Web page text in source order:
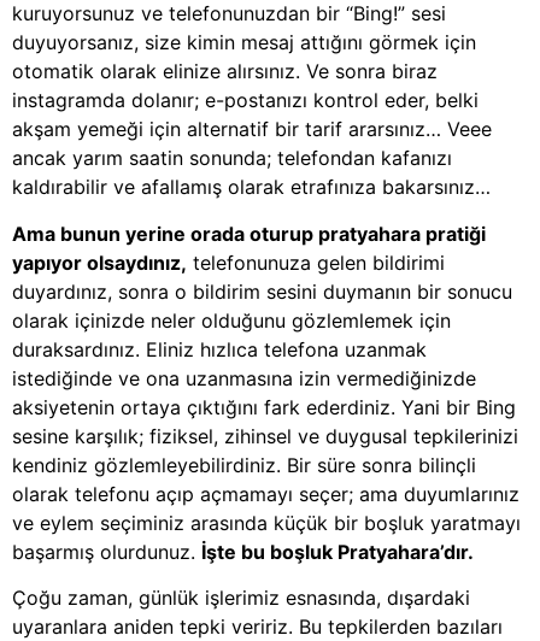
kuruyorsunuz ve telefonunuzdan bir “Bing!” sesi
duyuyorsanız, size kimin mesaj attığını görmek için
otomatik olarak elinize alırsınız. Ve sonra biraz
instagramda dolanır; e-postanızı kontrol eder, belki
akşam yemeği için alternatif bir tarif ararsınız… Veee
ancak yarım saatin sonunda; telefondan kafanızı
kaldırabilir ve afallamış olarak etrafınıza bakarsınız…
Ama bunun yerine orada oturup pratyahara pratiği
yapıyor olsaydınız, telefonunuza gelen bildirimi
duyardınız, sonra o bildirim sesini duymanın bir sonucu
olarak içinizde neler olduğunu gözlemlemek için
duraksardınız. Eliniz hızlıca telefona uzanmak
istediğinde ve ona uzanmasına izin vermediğinizde
aksiyetenin ortaya çıktığını fark ederdiniz. Yani bir Bing
sesine karşılık; fiziksel, zihinsel ve duygusal tepkilerinizi
kendiniz gözlemleyebilirdiniz. Bir süre sonra bilinçli
olarak telefonu açıp açmamayı seçer; ama duyumlarınız
ve eylem seçiminiz arasında küçük bir boşluk yaratmayı
başarmış olurdunuz. İşte bu boşluk Pratyahara’dır.
Çoğu zaman, günlük işlerimiz esnasında, dışardaki
uyaranlara aniden tepki veririz. Bu tepkilerden bazıları